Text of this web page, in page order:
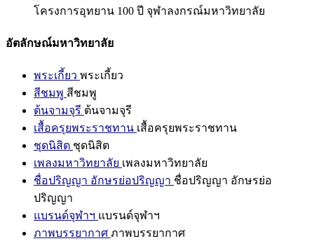
โครงการอุทยาน 100 ปี จุฬาลงกรณ์มหาวิทยาลัย
อัตลักษณ์มหาวิทยาลัย
พระเกี้ยว พระเกี้ยว
สีชมพู สีชมพู
ต้นจามจุรี ต้นจามจุรี
เสื้อครุยพระราชทาน เสื้อครุยพระราชทาน
ชุดนิสิต ชุดนิสิต
เพลงมหาวิทยาลัย เพลงมหาวิทยาลัย
ชื่อปริญญา อักษรย่อปริญญา ชื่อปริญญา อักษรย่อ
ปริญญา
แบรนด์จุฬาฯ แบรนด์จุฬาฯ
ภาพบรรยากาศ ภาพบรรยากาศ